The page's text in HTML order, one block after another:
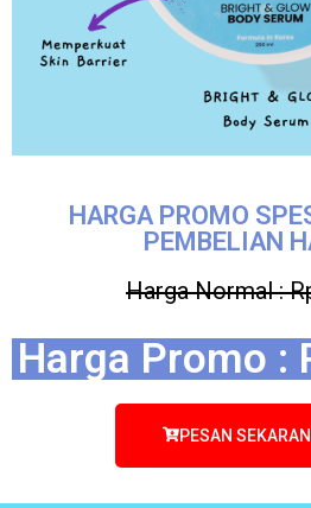
HARGA PROMO
PEMBELIAN
Harga Normal :
Harga Promo :
PESAN